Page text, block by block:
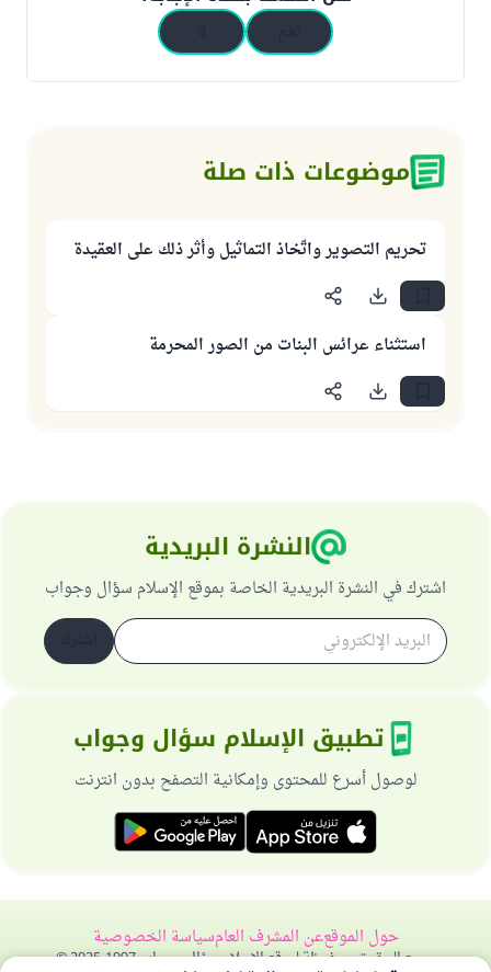
موضوعات ذات صلة
تحريم التصوير واتّخاذ التماثيل وأثر ذلك على العقيدة
استثناء عرائس البنات من الصور المحرمة
النشرة البريدية
اشترك في النشرة البريدية الخاصة بموقع الإسلام سؤال وجواب
تطبيق الإسلام سؤال وجواب
لوصول أسرع للمحتوى وإمكانية التصفح بدون انترنت
حول الموقععن المشرف العامسياسة الخصوصية
جميع الحقوق محفوظة لموقع الإسلام سؤال وجواب 1997-2025 ©